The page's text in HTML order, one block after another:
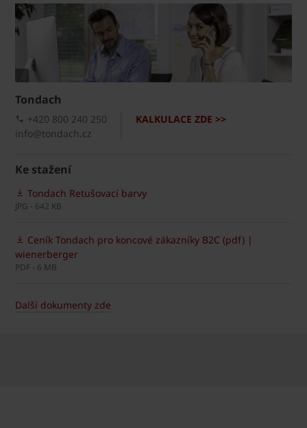
Tondach
KALKULACE ZDE >>
+420 800 240 250
info@tondach.cz
Ke stažení
Tondach Retušovací barvy
JPG - 642 KB
Ceník Tondach pro koncové zákazníky B2C (pdf) |
wienerberger
PDF - 6 MB
Další dokumenty zde